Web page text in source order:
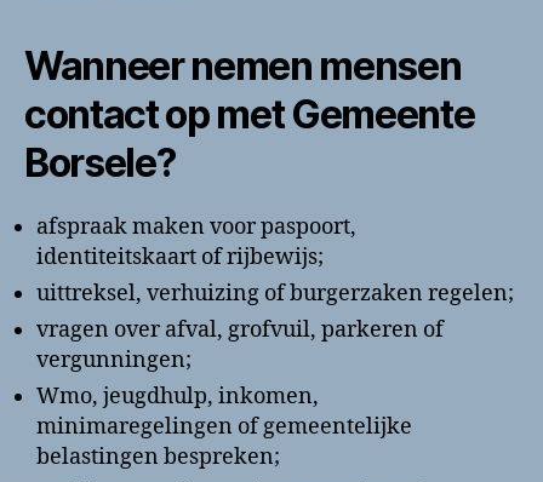
Wanneer nemen mensen
contact op met Gemeente
Borsele?
afspraak maken voor paspoort,
identiteitskaart of rijbewijs;
uittreksel, verhuizing of burgerzaken regelen;
vragen over afval, grofvuil, parkeren of
vergunningen;
Wmo, jeugdhulp, inkomen,
minimaregelingen of gemeentelijke
belastingen bespreken;